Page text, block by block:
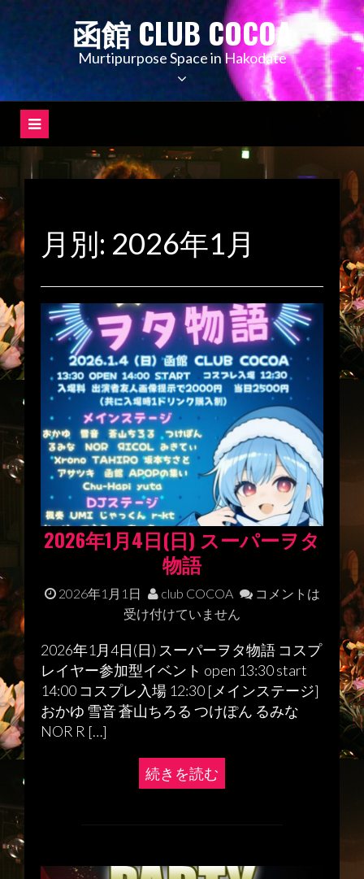
ツ
キ
プ
函館 CLUB COCOA
Murtipurpose Space in Hakodate
月別: 2026年1月
2026年1月4日(日) スーパーヲタ
物語
2026年1月1日 club COCOA
コメントは
受け付けていません
2026年1月4日(日) スーパーヲタ物語 コスプ
レイヤー参加型イベント open 13:30 start
14:00 コスプレ入場 12:30 [メインステージ]
おかゆ 雪音 蒼山ちろる つけぽん るみな
NOR R […]
続きを読む